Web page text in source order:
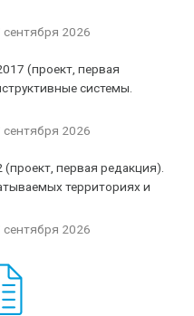
сентября 2026
(проект, первая
системы.
сентября 2026
первая редакция).
территориях и
сентября 2026